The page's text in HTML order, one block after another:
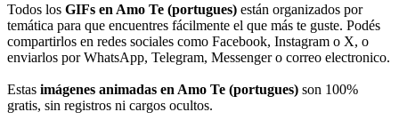
Todos los GIFs en Amo Te (portugues) están organizados por
temática para que encuentres fácilmente el que más te guste. Podés
compartirlos en redes sociales como Facebook, Instagram o X, o
enviarlos por WhatsApp, Telegram, Messenger o correo electronico.
Estas imágenes animadas en Amo Te (portugues) son 100%
gratis, sin registros ni cargos ocultos.